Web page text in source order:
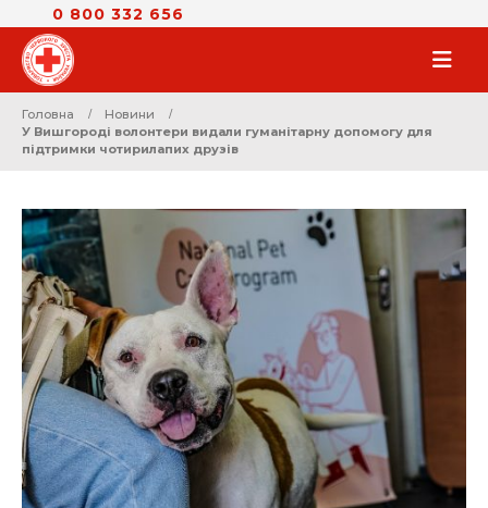
0 800 332 656
Головна
Новини
У Вишгороді волонтери видали гуманітарну допомогу для
підтримки чотирилапих друзів